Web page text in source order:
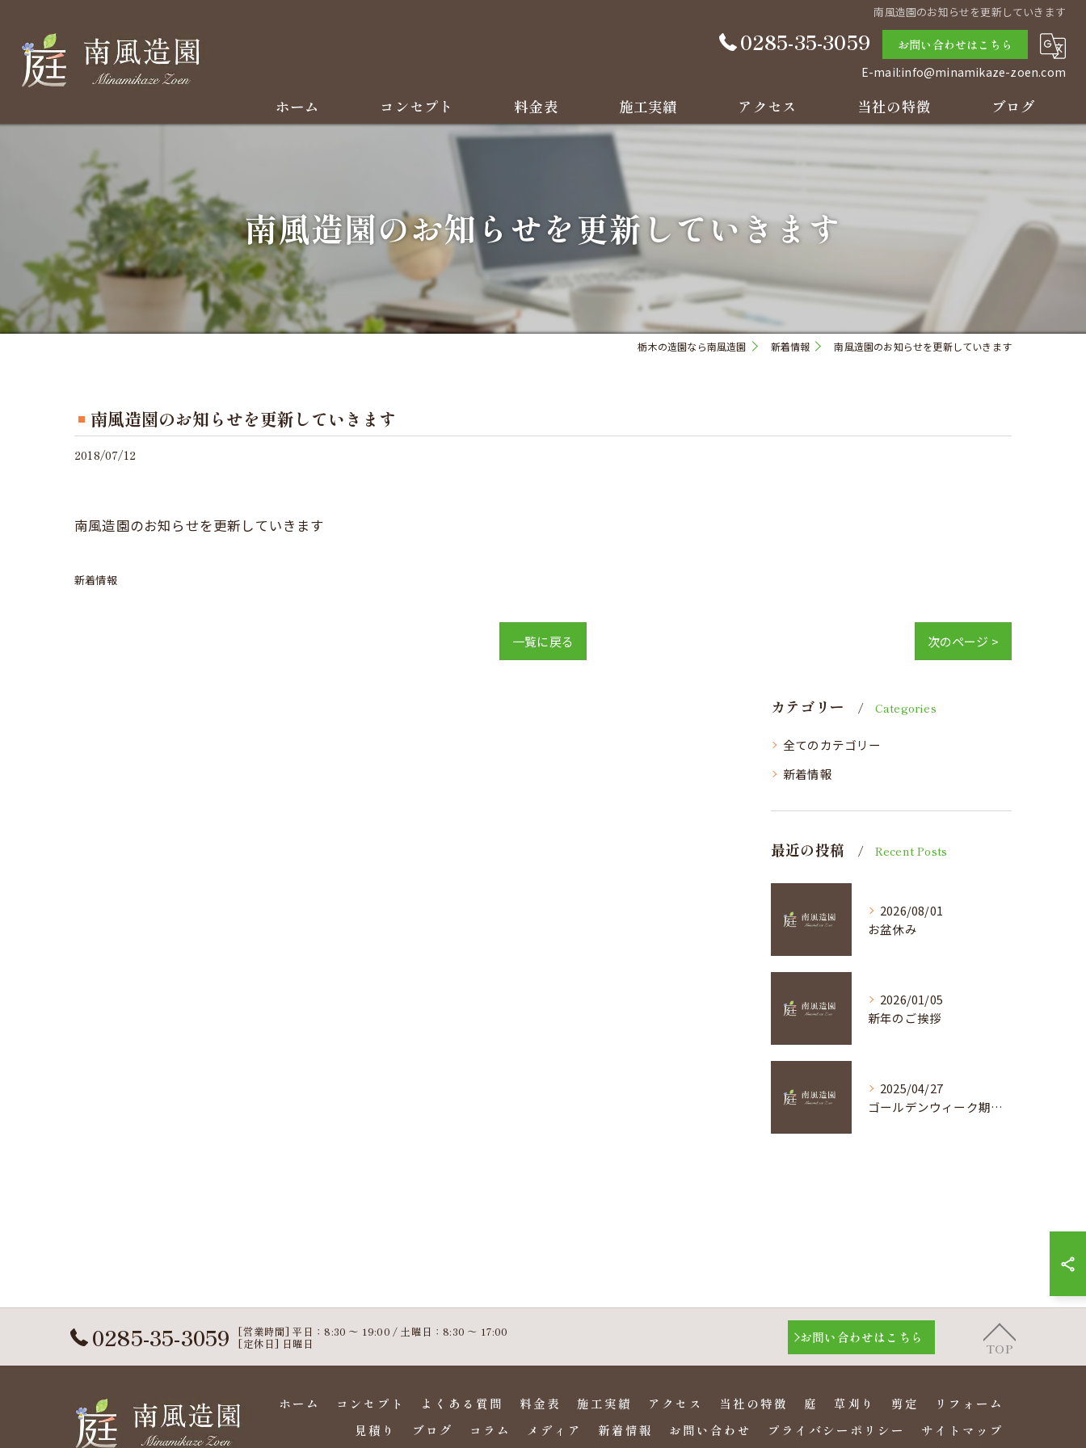
南風造園のお知らせを更新していきます
0285-35-3059
お問い合わせはこちら
E-mail:info@minamikaze-zoen.com
ホーム コンセプト 料金表 施工実績 アクセス 当社の特徴
庭
リフォーム
見積り
ブログ
南風造園のお知らせを更新していきます
栃木の造園なら南風造園 新着情報 南風造園のお知らせを更新していきます
南風造園のお知らせを更新していきます
2018/07/12
南風造園のお知らせを更新していきます
新着情報
一覧に戻る 次のページ >
カテゴリー Categories
全てのカテゴリー
新着情報
最近の投稿 Recent Posts
2026/08/01
お盆休み
2026/01/05
新年のご挨拶
2025/04/27
ゴールデンウィーク期間中の休み
0285-35-3059 [営業時間] 平日：8:30 〜 19:00 / 土曜日：8:30 ～ 17:00
[定休日] 日曜日 お問い合わせはこちら
TOP
ホーム コンセプト よくある質問 料金表 施工実績 アクセス 当社の特徴 庭 草刈り 剪定
リフォーム
見積り
ブログ コラム メディア 新着情報 お問い合わせ プライバシーポリシー サイトマップ